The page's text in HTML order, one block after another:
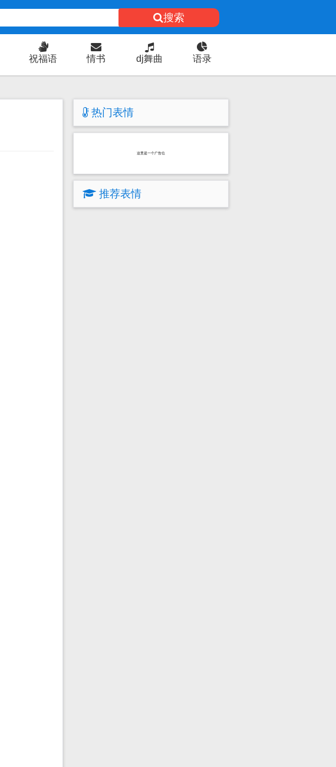
搜索
祝福语 情书 dj舞曲 语录
热门表情
这里是一个广告位
推荐表情